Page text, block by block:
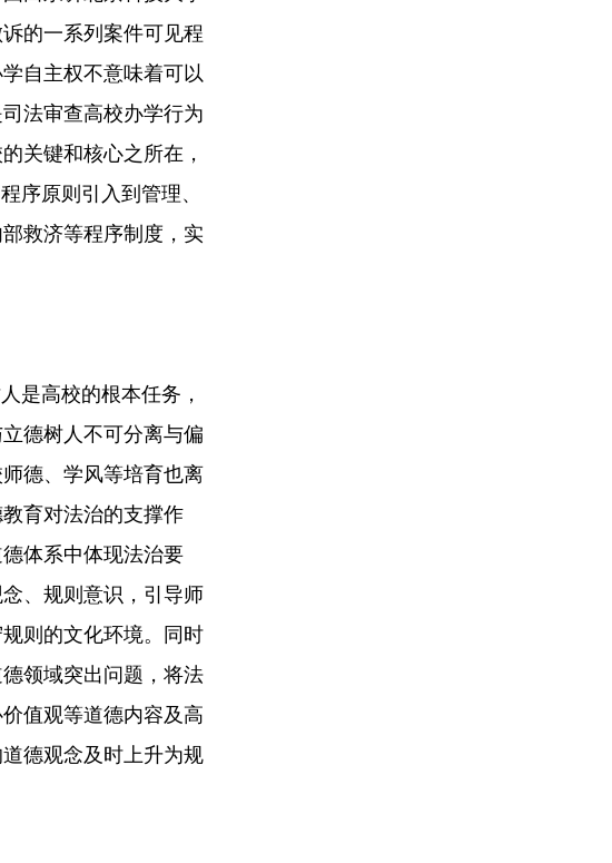
的一系列案件可见程
自主权不意味着可以
法审查高校办学行为
关键和核心之所在，
序原则引入到管理、
救济等程序制度，实
是高校的根本任务，
德树人不可分离与偏
德、学风等培育也离
育对法治的支撑作
体系中体现法治要
、规则意识，引导师
则的文化环境。同时
领域突出问题，将法
值观等道德内容及高
德观念及时上升为规